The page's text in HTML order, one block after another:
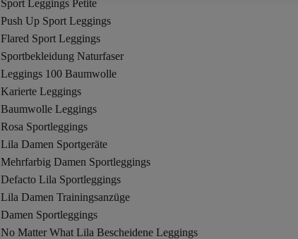
Sport Leggings Petite
Push Up Sport Leggings
Flared Sport Leggings
Sportbekleidung Naturfaser
Leggings 100 Baumwolle
Karierte Leggings
Baumwolle Leggings
Rosa Sportleggings
Lila Damen Sportgeräte
Mehrfarbig Damen Sportleggings
Defacto Lila Sportleggings
Lila Damen Trainingsanzüge
Damen Sportleggings
No Matter What Lila Bescheidene Leggings